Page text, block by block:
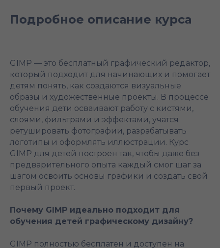
Подробное описание курса
GIMP — это бесплатный графический редактор,
который подходит для начинающих и помогает
детям понять, как создаются визуальные
образы и художественные проекты. В процессе
обучения дети осваивают работу с кистями,
слоями, фильтрами и эффектами, учатся
ретушировать фотографии, разрабатывать
логотипы и оформлять иллюстрации. Курс
GIMP для детей построен так, чтобы даже без
предварительного опыта каждый смог шаг за
шагом освоить основы графики и создать свой
первый проект.
Почему GIMP идеально подходит для
обучения детей графическому дизайну?
GIMP полностью бесплатен и доступен на